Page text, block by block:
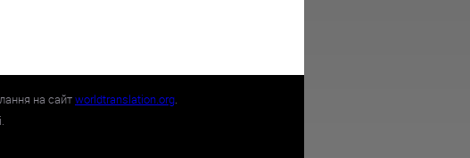
на сайтworldtranslation.org.